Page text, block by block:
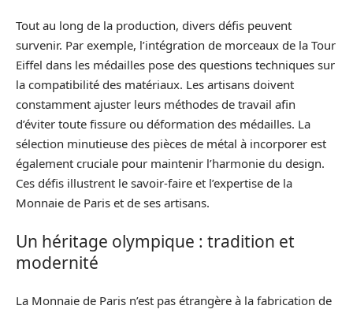
Tout au long de la production, divers défis peuvent
survenir. Par exemple, l’intégration de morceaux de la Tour
Eiffel dans les médailles pose des questions techniques sur
la compatibilité des matériaux. Les artisans doivent
constamment ajuster leurs méthodes de travail afin
d’éviter toute fissure ou déformation des médailles. La
sélection minutieuse des pièces de métal à incorporer est
également cruciale pour maintenir l’harmonie du design.
Ces défis illustrent le savoir-faire et l’expertise de la
Monnaie de Paris et de ses artisans.
Un héritage olympique : tradition et
modernité
La Monnaie de Paris n’est pas étrangère à la fabrication de